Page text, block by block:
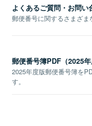
よくあるご質問・お問い
郵便番号に関するさまざま
郵便番号簿PDF（2025年
2025年度版郵便番号簿を
す。